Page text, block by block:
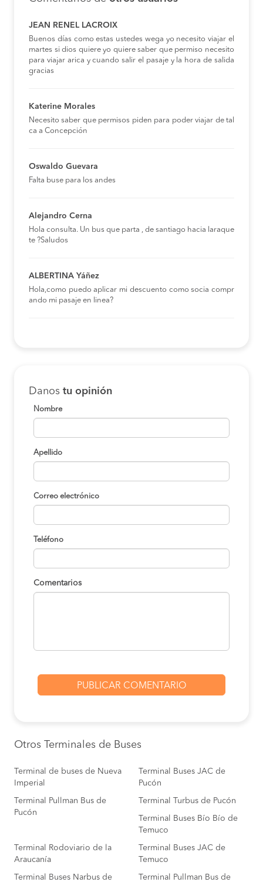
JEAN RENEL LACROIX
Buenos días como estas ustedes wega yo necesito viajar el
martes si dios quiere yo quiere saber que permiso necesito
para viajar arica y cuando salir el pasaje y la hora de salida
gracias
Katerine Morales
Necesito saber que permisos piden para poder viajar de tal
ca a Concepción
Oswaldo Guevara
Falta buse para los andes
Alejandro Cerna
Hola consulta. Un bus que parta , de santiago hacia laraque
te ?Saludos
ALBERTINA Yáñez
Hola,como puedo aplicar mi descuento como socia compr
ando mi pasaje en linea?
Danos tu opinión
Nombre
Apellido
Correo electrónico
Teléfono
Comentarios
Otros Terminales de Buses
Terminal de buses de Nueva
Imperial
Terminal Buses JAC de
Pucón
Terminal Pullman Bus de
Pucón
Terminal Turbus de Pucón
Terminal Buses Bío Bío de
Temuco
Terminal Rodoviario de la
Araucanía
Terminal Buses JAC de
Temuco
Terminal Buses Narbus de
Terminal Pullman Bus de